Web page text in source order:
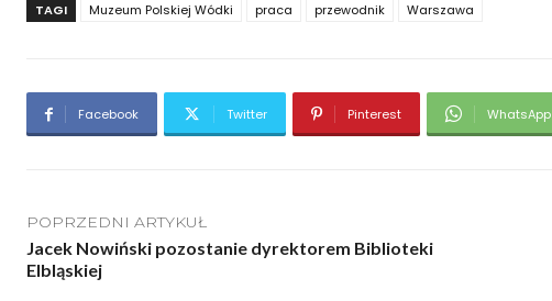
TAGI
Muzeum Polskiej Wódki praca przewodnik Warszawa
Facebook Twitter Pinterest WhatsApp
POPRZEDNI ARTYKUŁ
Jacek Nowiński pozostanie dyrektorem Biblioteki
Elbląskiej